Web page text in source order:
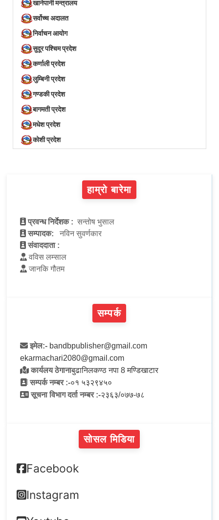
खानेपानी मन्त्रालय
सर्वोच्च अदालत
निर्वाचन आयोग
सुदूर पश्चिम प्रदेश
कर्णाली प्रदेश
लुम्बिनी प्रदेश
गण्डकी प्रदेश
बागमती प्रदेश
मधेश प्रदेश
कोशी प्रदेश
हाम्रो बारेमा
प्रवन्ध निर्देशक : सन्तोष भुसाल
सम्पादक:
नविन सुवर्णकार
संवाददाता :
वविस लम्साल
जानकि गौतम
सम्पर्क
इमेल:- bandbpublisher@gmail.com
ekarmachari2080@gmail.com
कार्यलय ठेगानाबुढानिलकण्ठ नपा 8 मण्डिखाटार
सम्पर्क नम्बर :-०१ ५३२९४५०
सूचना विभाग दर्ता नम्बर :-२३६३/०७७-७८
सोसल मिडिया
Facebook
Instagram